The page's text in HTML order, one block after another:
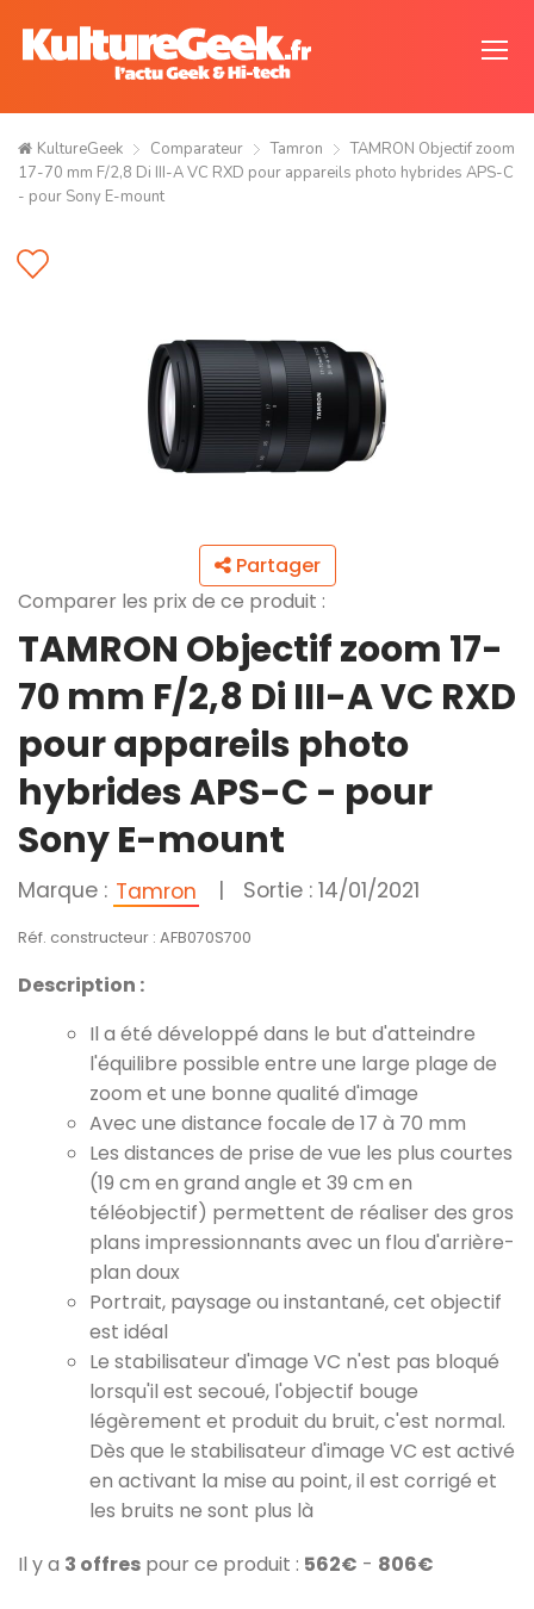
KultureGeek Comparateur Tamron
TAMRON Objectif zoom
17-70 mm F/2,8 Di III-A VC RXD pour appareils photo hybrides APS-C
- pour Sony E-mount
Partager
Comparer les prix de ce produit :
TAMRON Objectif zoom 17-
70 mm F/2,8 Di III-A VC RXD
pour appareils photo
hybrides APS-C - pour
Sony E-mount
Marque : Tamron | Sortie : 14/01/2021
Réf. constructeur : AFB070S700
Description :
Il a été développé dans le but d'atteindre
l'équilibre possible entre une large plage de
zoom et une bonne qualité d'image
Avec une distance focale de 17 à 70 mm
Les distances de prise de vue les plus courtes
(19 cm en grand angle et 39 cm en
téléobjectif) permettent de réaliser des gros
plans impressionnants avec un flou d'arrière-
plan doux
Portrait, paysage ou instantané, cet objectif
est idéal
Le stabilisateur d'image VC n'est pas bloqué
lorsqu'il est secoué, l'objectif bouge
légèrement et produit du bruit, c'est normal.
Dès que le stabilisateur d'image VC est activé
en activant la mise au point, il est corrigé et
les bruits ne sont plus là
Il y a 3 offres pour ce produit : 562€ - 806€